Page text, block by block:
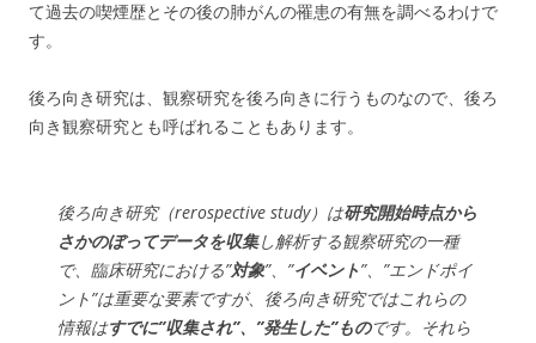
て過去の喫煙歴とその後の肺がんの罹患の有無を調べるわけで
す。
後ろ向き研究は、観察研究を後ろ向きに行うものなので、後ろ
向き観察研究とも呼ばれることもあります。
後ろ向き研究（rerospective study）は研究開始時点から
さかのぼってデータを収集し解析する観察研究の一種
で、臨床研究における”対象”、”イベント”、”エンドポイ
ント”は重要な要素ですが、後ろ向き研究ではこれらの
情報はすでに”収集され”、”発生した”ものです。それら